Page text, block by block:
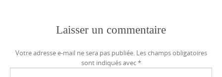
Laisser un commentaire
Votre adresse e-mail ne sera pas publiée. Les champs obligatoires
sont indiqués avec*